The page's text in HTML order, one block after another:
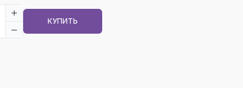
КУПИТЬ